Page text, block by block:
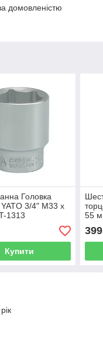
домовленістю
Головка
YATO 3/4" М33 х
1313
Купити
55
399